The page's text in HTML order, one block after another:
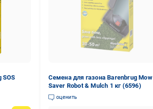
SOS
Семена для газона Barenbrug Mow
Saver Robot & Mulch 1 кг (6596)
оценить